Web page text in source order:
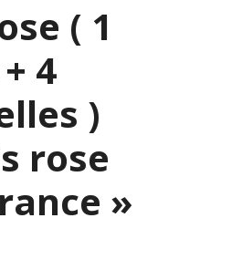
( 1
4
)
rose
»